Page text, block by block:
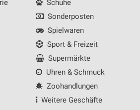
Schuhe
Sonderposten
Spielwaren
Sport & Freizeit
Supermärkte
Uhren & Schmuck
Zoohandlungen
Weitere Geschäfte